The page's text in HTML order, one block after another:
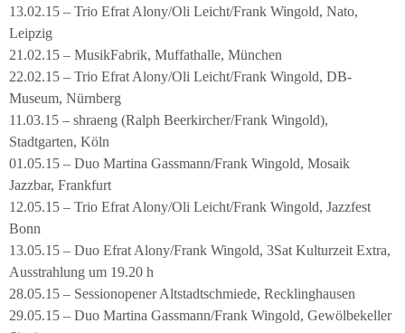
13.02.15 – Trio Efrat Alony/Oli Leicht/Frank Wingold, Nato,
Leipzig
21.02.15 – MusikFabrik, Muffathalle, München
22.02.15 – Trio Efrat Alony/Oli Leicht/Frank Wingold, DB-
Museum, Nürnberg
11.03.15 – shraeng (Ralph Beerkircher/Frank Wingold),
Stadtgarten, Köln
01.05.15 – Duo Martina Gassmann/Frank Wingold, Mosaik
Jazzbar, Frankfurt
12.05.15 – Trio Efrat Alony/Oli Leicht/Frank Wingold, Jazzfest
Bonn
13.05.15 – Duo Efrat Alony/Frank Wingold, 3Sat Kulturzeit Extra,
Ausstrahlung um 19.20 h
28.05.15 – Sessionopener Altstadtschmiede, Recklinghausen
29.05.15 – Duo Martina Gassmann/Frank Wingold, Gewölbekeller